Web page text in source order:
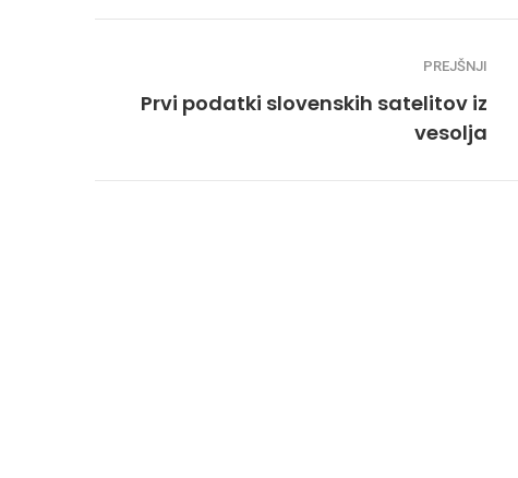
PREJŠNJI
Prvi podatki slovenskih satelitov iz
vesolja